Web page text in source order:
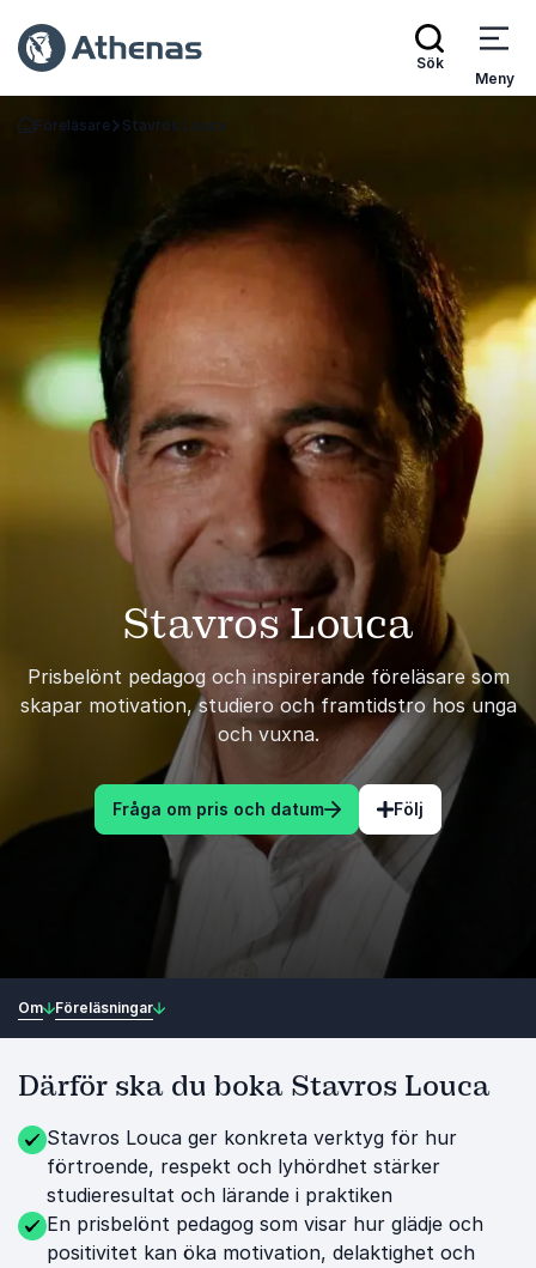
Sök
Meny
Gå tillbaka till startsidan
Föreläsare Stavros Louca
Stavros Louca
Prisbelönt pedagog och inspirerande föreläsare som
skapar motivation, studiero och framtidstro hos unga
och vuxna.
Fråga om pris och datum Följ
Om Föreläsningar
Därför ska du boka Stavros Louca
Stavros Louca ger konkreta verktyg för hur
förtroende, respekt och lyhördhet stärker
studieresultat och lärande i praktiken
En prisbelönt pedagog som visar hur glädje och
positivitet kan öka motivation, delaktighet och